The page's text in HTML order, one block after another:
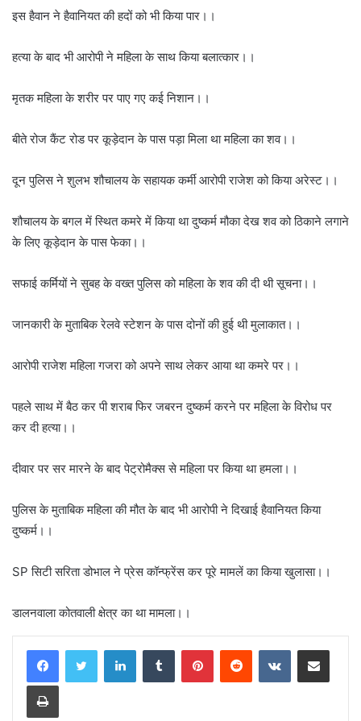
इस हैवान ने हैवानियत की हदों को भी किया पार।।
हत्या के बाद भी आरोपी ने महिला के साथ किया बलात्कार।।
मृतक महिला के शरीर पर पाए गए कई निशान।।
बीते रोज कैंट रोड पर कूड़ेदान के पास पड़ा मिला था महिला का शव।।
दून पुलिस ने शुलभ शौचालय के सहायक कर्मी आरोपी राजेश को किया अरेस्ट।।
शौचालय के बगल में स्थित कमरे में किया था दुष्कर्म मौका देख शव को ठिकाने लगाने
के लिए कूड़ेदान के पास फेका।।
सफाई कर्मियों ने सुबह के वख्त पुलिस को महिला के शव की दी थी सूचना।।
जानकारी के मुताबिक रेलवे स्टेशन के पास दोनों की हुई थी मुलाकात।।
आरोपी राजेश महिला गजरा को अपने साथ लेकर आया था कमरे पर।।
पहले साथ में बैठ कर पी शराब फिर जबरन दुष्कर्म करने पर महिला के विरोध पर
कर दी हत्या।।
दीवार पर सर मारने के बाद पेट्रोमैक्स से महिला पर किया था हमला।।
पुलिस के मुताबिक महिला की मौत के बाद भी आरोपी ने दिखाई हैवानियत किया
दुष्कर्म।।
SP सिटी सरिता डोभाल ने प्रेस कॉन्फ्रेंस कर पूरे मामलें का किया खुलासा।।
डालनवाला कोतवाली क्षेत्र का था मामला।।
LinkedInTumblr PinterestReddit VKontakteShare via Email
Print